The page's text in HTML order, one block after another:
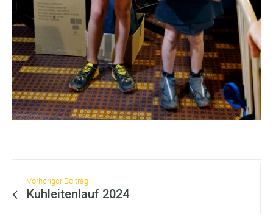
Vorheriger Beitrag
Kuhleitenlauf 2024